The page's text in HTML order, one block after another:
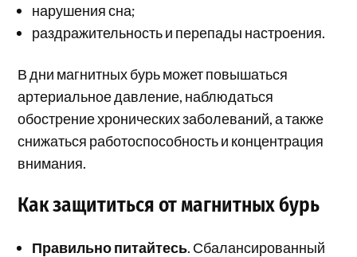
нарушения сна;
раздражительность и перепады настроения.
В дни магнитных бурь может повышаться
артериальное давление, наблюдаться
обострение хронических заболеваний, а также
снижаться работоспособность и концентрация
внимания.
Как защититься от магнитных бурь
Правильно питайтесь. Сбалансированный